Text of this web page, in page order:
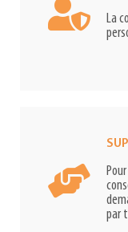
La
par